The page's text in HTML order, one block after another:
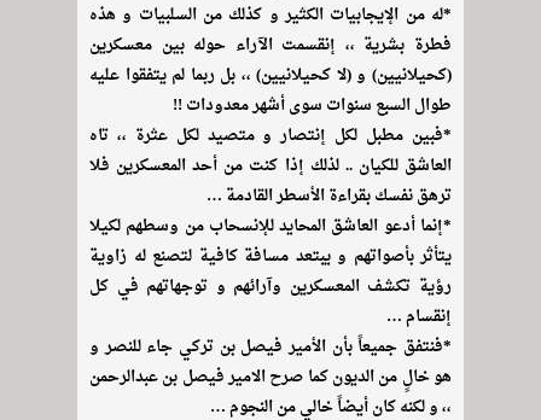
*له من الإيجابيات الكثير و كذلك من السلبيات و هذه
فطرة بشرية ،، إنقسمت الآراء حوله بين معسكرين
(كحيلانيين) و (لا كحيلانيين) ،، بل ربما لم يتفقوا عليه
طوال السبع سنوات سوى أشهر معدودات !!
*فبين مطبل لكل إنتصار و متصيد لكل عثرة ،، تاه
العاشق للكيان .. لذلك إذا كنت من أحد المعسكرين فلا
ترهق نفسك بقراءة الأسطر القادمة …
*إنما أدعو العاشق المحايد للإنسحاب من وسطهم لكيلا
يتأثر بأصواتهم و يبتعد مسافة كافية لتصنع له زاوية
رؤية تكشف المعسكرين وآرائهم و توجهاتهم في كل
إنقسام …
*فنتفق جميعاً بأن الأمير فيصل بن تركي جاء للنصر و
هو خالٍ من الديون كما صرح الامير فيصل بن عبدالرحمن
،، و لكنه كان أيضاً خالي من النجوم …